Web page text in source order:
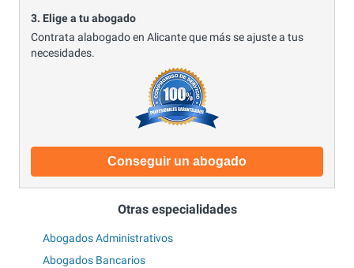
3. Elige a tu abogado
Contrata alabogado en Alicante que más se ajuste a tus
necesidades.
Conseguir un abogado
Otras especialidades
Abogados Administrativos
Abogados Bancarios